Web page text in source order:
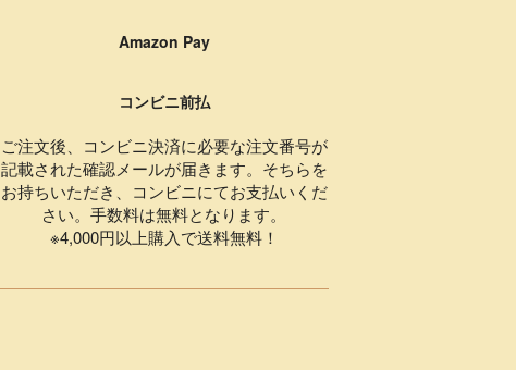
Amazon Pay
コンビニ前払
ご注文後、コンビニ決済に必要な注文番号が
記載された確認メールが届きます。そちらを
お持ちいただき、コンビニにてお支払いくだ
さい。手数料は無料となります。
※4,000円以上購入で送料無料！